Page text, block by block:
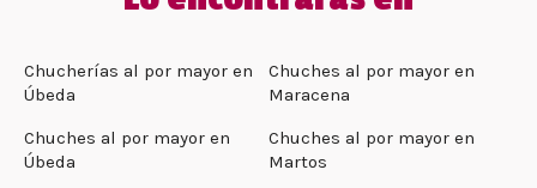
Chucherías al por mayor en
Úbeda
Chuches al por mayor en
Maracena
Chuches al por mayor en
Úbeda
Chuches al por mayor en
Martos